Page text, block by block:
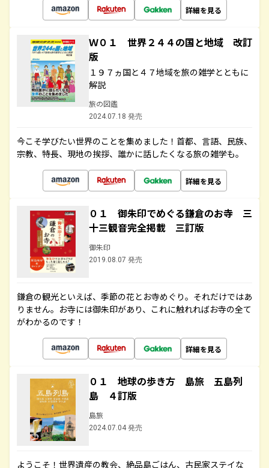
詳細を見る
Ｗ０１ 世界２４４の国と地域 改訂
版
１９７ヵ国と４７地域を旅の雑学とともに
解説
旅の図鑑
2024.07.18 発売
今こそ学びたい世界のことを集めました！首都、言語、民族、
宗教、特長、現地の挨拶、誰かに話したくなる旅の雑学も。
詳細を見る
０１ 御朱印でめぐる鎌倉のお寺 三
十三観音完全掲載 三訂版
御朱印
2019.08.07 発売
鎌倉の観光といえば、季節の花とお寺めぐり。それだけではあ
りません。お寺には御朱印があり、これに触れればお寺の全て
がわかるのです！
詳細を見る
０１ 地球の歩き方 島旅 五島列
島 ４訂版
島旅
2024.07.04 発売
ようこそ！世界遺産の教会、絶品島ごはん、古民家ステイな